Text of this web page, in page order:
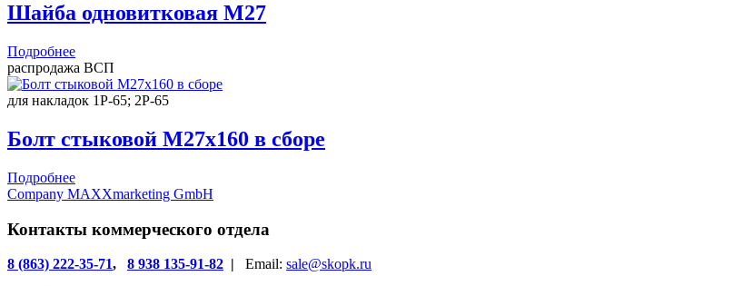
Шайба одновитковая М27
Подробнее
распродажа ВСП
для накладок 1Р-65; 2Р-65
Болт стыковой М27х160 в сборе
Подробнее
Company MAXXmarketing GmbH
Контакты коммерческого отдела
8 (863) 222-35-71, 8 938 135-91-82 | Email: sale@skopk.ru